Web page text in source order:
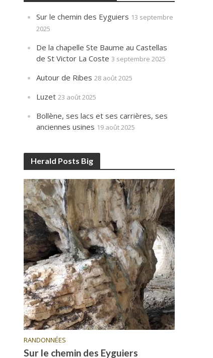
Sur le chemin des Eyguiers 13 septembre
2025
De la chapelle Ste Baume au Castellas
de St Victor La Coste 3 septembre 2025
Autour de Ribes 28 août 2025
Luzet 23 août 2025
Bollène, ses lacs et ses carrières, ses
anciennes usines 19 août 2025
Herald Posts Big
RANDONNÉES
Sur le chemin des Eyguiers